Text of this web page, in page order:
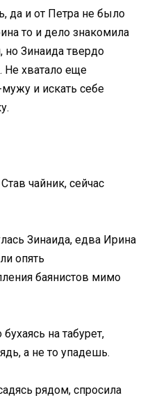
да и от Петра не было
то и дело знакомила
Зинаида твердо
Не хватало еще
и искать себе
чайник, сейчас
Зинаида, едва Ирина
опять
баянистов мимо
на табурет,
а не то упадешь.
рядом, спросила